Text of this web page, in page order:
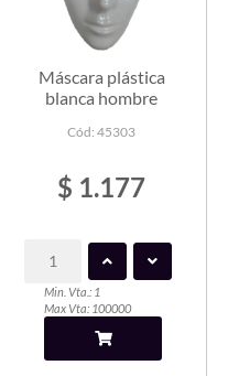
Máscara plástica
blanca hombre
Cód: 45303
$ 1.177
Min. Vta.: 1
Max Vta: 100000